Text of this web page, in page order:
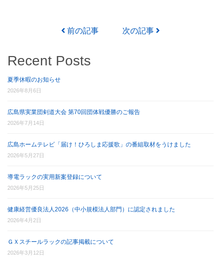
投稿ナビゲーション
前の記事 次の記事
Recent Posts
夏季休暇のお知らせ
2026年8月6日
広島県実業団剣道大会 第70回団体戦優勝のご報告
2026年7月14日
広島ホームテレビ「届け！ひろしま応援歌」の番組取材をうけました
2026年5月27日
導電ラックの実用新案登録について
2026年5月25日
健康経営優良法人2026（中小規模法人部門）に認定されました
2026年4月2日
ＧＸスチールラックの記事掲載について
2026年3月12日